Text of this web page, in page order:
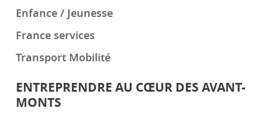
Enfance / Jeunesse
France services
Transport Mobilité
ENTREPRENDRE AU CŒUR DES AVANT-
MONTS